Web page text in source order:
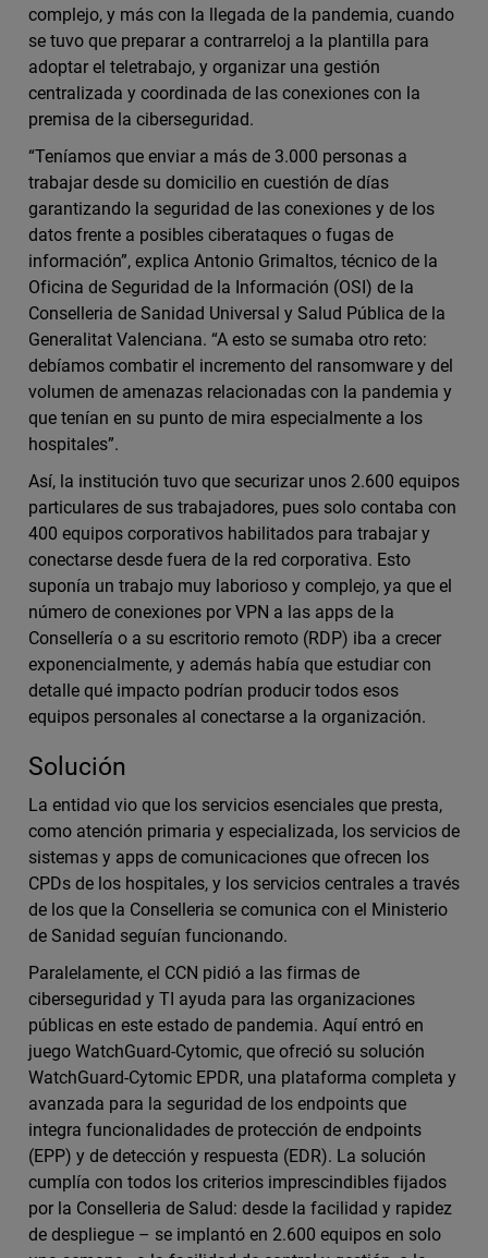
complejo, y más con la llegada de la pandemia, cuando
se tuvo que preparar a contrarreloj a la plantilla para
adoptar el teletrabajo, y organizar una gestión
centralizada y coordinada de las conexiones con la
premisa de la ciberseguridad.
“Teníamos que enviar a más de 3.000 personas a
trabajar desde su domicilio en cuestión de días
garantizando la seguridad de las conexiones y de los
datos frente a posibles ciberataques o fugas de
información”, explica Antonio Grimaltos, técnico de la
Oficina de Seguridad de la Información (OSI) de la
Conselleria de Sanidad Universal y Salud Pública de la
Generalitat Valenciana. “A esto se sumaba otro reto:
debíamos combatir el incremento del ransomware y del
volumen de amenazas relacionadas con la pandemia y
que tenían en su punto de mira especialmente a los
hospitales”.
Así, la institución tuvo que securizar unos 2.600 equipos
particulares de sus trabajadores, pues solo contaba con
400 equipos corporativos habilitados para trabajar y
conectarse desde fuera de la red corporativa. Esto
suponía un trabajo muy laborioso y complejo, ya que el
número de conexiones por VPN a las apps de la
Consellería o a su escritorio remoto (RDP) iba a crecer
exponencialmente, y además había que estudiar con
detalle qué impacto podrían producir todos esos
equipos personales al conectarse a la organización.
Solución
La entidad vio que los servicios esenciales que presta,
como atención primaria y especializada, los servicios de
sistemas y apps de comunicaciones que ofrecen los
CPDs de los hospitales, y los servicios centrales a través
de los que la Conselleria se comunica con el Ministerio
de Sanidad seguían funcionando.
Paralelamente, el CCN pidió a las firmas de
ciberseguridad y TI ayuda para las organizaciones
públicas en este estado de pandemia. Aquí entró en
juego WatchGuard-Cytomic, que ofreció su solución
WatchGuard-Cytomic EPDR, una plataforma completa y
avanzada para la seguridad de los endpoints que
integra funcionalidades de protección de endpoints
(EPP) y de detección y respuesta (EDR). La solución
cumplía con todos los criterios imprescindibles fijados
por la Conselleria de Salud: desde la facilidad y rapidez
de despliegue – se implantó en 2.600 equipos en solo